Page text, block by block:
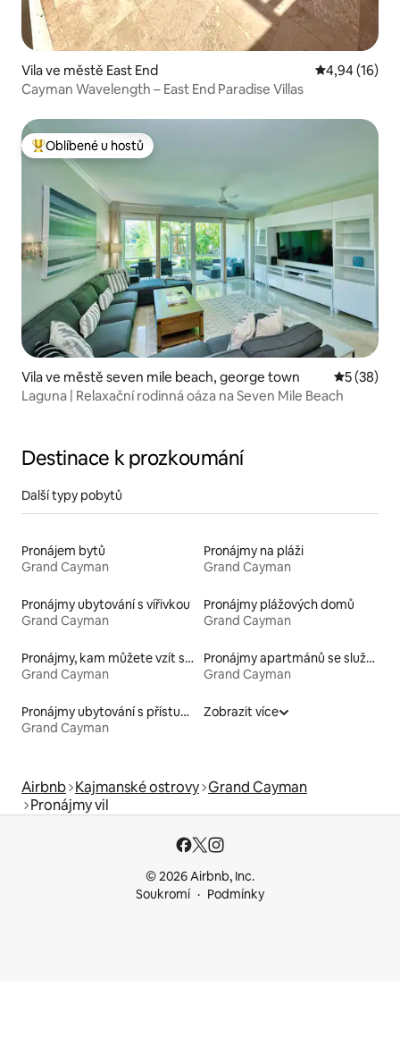
Vila ve městě East End Průměrné
4,94 (16)
Cayman Wavelength – East End Paradise Villas
Nejlepší v kategorii Oblíbené u hostů
Oblíbené u hostů
Vila ve městě seven mile beach, george town Průměrné
5 (38)
Laguna | Relaxační rodinná oáza na Seven Mile Beach
Destinace k prozkoumání
Další typy pobytů
Pronájem bytů
Grand Cayman
Pronájmy na pláži
Grand Cayman
Pronájmy ubytování s vířivkou
Grand Cayman
Pronájmy plážových domů
Grand Cayman
Pronájmy, kam můžete vzít své domácí mazlíčky
Grand Cayman
Pronájmy apartmánů se službami
Grand Cayman
Pronájmy ubytování s přístupem na pláž
Grand Cayman
Zobrazit více
Airbnb Kajmanské ostrovy Grand Cayman
Pronájmy vil
© 2026 Airbnb, Inc.
Soukromí
Podmínky